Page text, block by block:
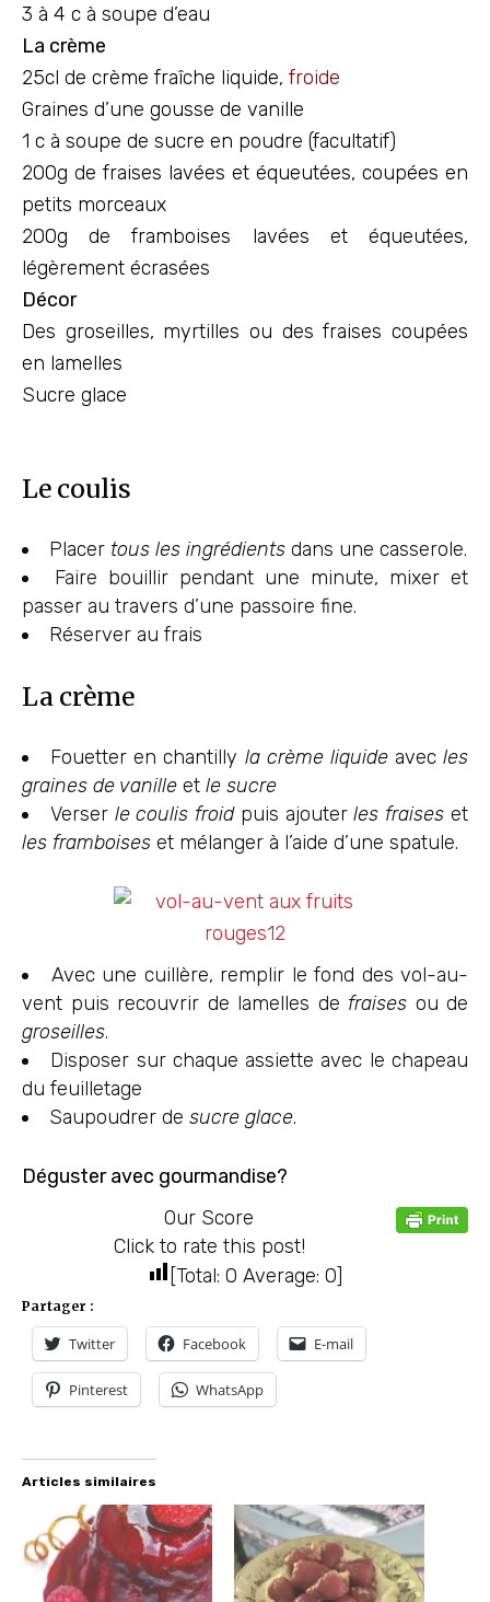
3 à 4 c à soupe d’eau
La crème
25cl de crème fraîche liquide, froide
Graines d’une gousse de vanille
1 c à soupe de sucre en poudre (facultatif)
200g de fraises lavées et équeutées, coupées en
petits morceaux
200g de framboises lavées et équeutées,
légèrement écrasées
Décor
Des groseilles, myrtilles ou des fraises coupées
en lamelles
Sucre glace
Le coulis
Placer tous les ingrédients dans une casserole.
Faire bouillir pendant une minute, mixer et
passer au travers d’une passoire fine.
Réserver au frais
La crème
Fouetter en chantilly la crème liquideavec les
graines de vanille et le sucre
Verserle coulis froidpuis ajouterles fraises et
les framboises et mélanger à l’aide d’une spatule.
Avec une cuillère, remplir le fond des vol-au-
vent puis recouvrir de lamelles de fraises ou de
groseilles.
Disposer sur chaque assiette avec le chapeau
du feuilletage
Saupoudrer de sucre glace.
Déguster avec gourmandise?
Our Score
Click to rate this post!
[Total: 0 Average: 0]
Partager :
Twitter Facebook E-mail
Pinterest WhatsApp
Articles similaires